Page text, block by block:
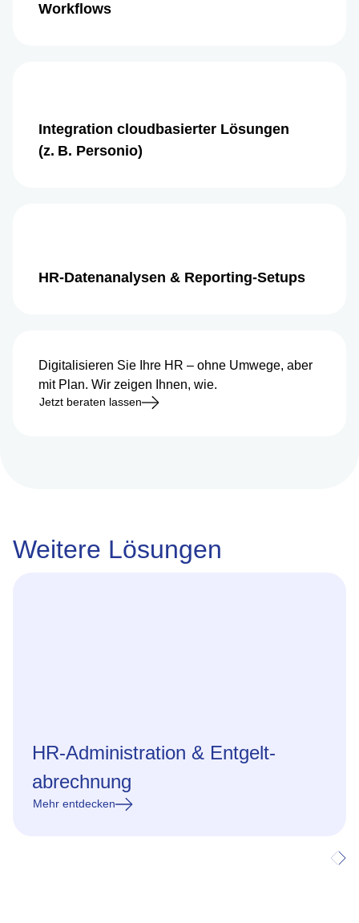
Workflows
Integration cloudbasierter Lösungen
(z. B. Personio)
HR-Datenanalysen & Reporting-Setups
Digitalisieren Sie Ihre HR – ohne Umwege, aber
mit Plan. Wir zeigen Ihnen, wie.
Jetzt beraten lassen
Weitere Lösungen
HR-Administration & Entgelt­
abrech­nung
Mehr entdecken